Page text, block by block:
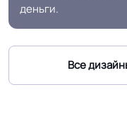
Допуск изменения
деньги.
Все